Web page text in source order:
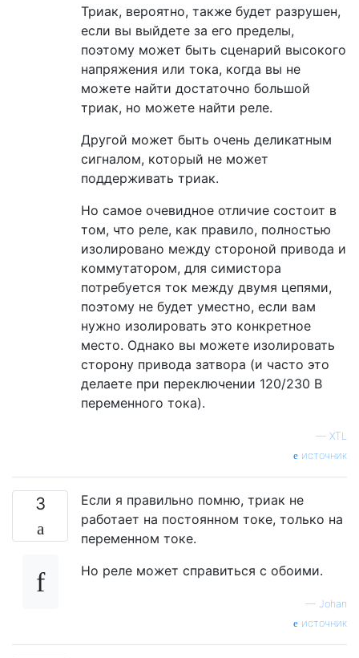
Триак, вероятно, также будет разрушен,
если вы выйдете за его пределы,
поэтому может быть сценарий высокого
напряжения или тока, когда вы не
можете найти достаточно большой
триак, но можете найти реле.
Другой может быть очень деликатным
сигналом, который не может
поддерживать триак.
Но самое очевидное отличие состоит в
том, что реле, как правило, полностью
изолировано между стороной привода и
коммутатором, для симистора
потребуется ток между двумя цепями,
поэтому не будет уместно, если вам
нужно изолировать это конкретное
место. Однако вы можете изолировать
сторону привода затвора (и часто это
делаете при переключении 120/230 В
переменного тока).
— XTL
источник
3
Если я правильно помню, триак не
работает на постоянном токе, только на
переменном токе.
Но реле может справиться с обоими.
— Johan
источник